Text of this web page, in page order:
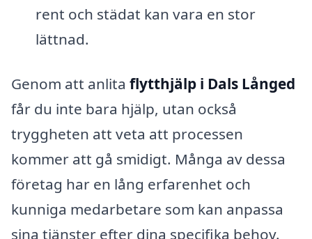
rent och städat kan vara en stor
lättnad.
Genom att anlita flytthjälp i Dals Långed
får du inte bara hjälp, utan också
tryggheten att veta att processen
kommer att gå smidigt. Många av dessa
företag har en lång erfarenhet och
kunniga medarbetare som kan anpassa
sina tjänster efter dina specifika behov.